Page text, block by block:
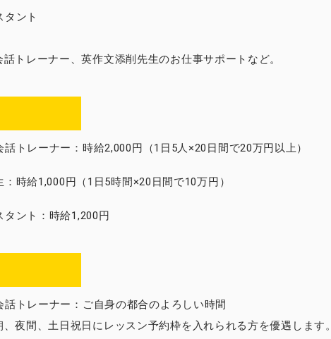
タント
話トレーナー、英作文添削先生のお仕事サポートなど。
話トレーナー：時給2,000円（1日5人×20日間で20万円以上）
時給1,000円（1日5時間×20日間で10万円）
タント：時給1,200円
話トレーナー：ご自身の都合のよろしい時間
夜間、土日祝日にレッスン予約枠を入れられる方を優遇します。